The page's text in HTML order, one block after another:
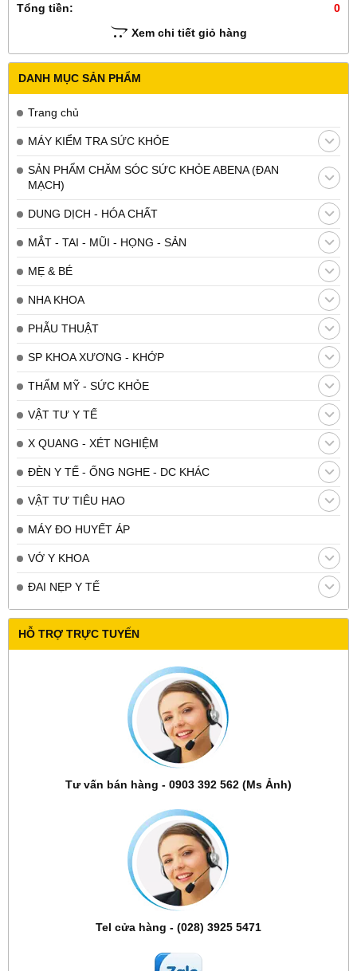
Tổng tiền:
0
Xem chi tiết giỏ hàng
DANH MỤC SẢN PHẨM
Trang chủ
MÁY KIỂM TRA SỨC KHỎE
SẢN PHẨM CHĂM SÓC SỨC KHỎE ABENA (ĐAN
MẠCH)
DUNG DỊCH - HÓA CHẤT
MẮT - TAI - MŨI - HỌNG - SẢN
MẸ & BÉ
NHA KHOA
PHẪU THUẬT
SP KHOA XƯƠNG - KHỚP
THẨM MỸ - SỨC KHỎE
VẬT TƯ Y TẾ
X QUANG - XÉT NGHIỆM
ĐÈN Y TẾ - ỐNG NGHE - DC KHÁC
VẬT TƯ TIÊU HAO
MÁY ĐO HUYẾT ÁP
VỚ Y KHOA
ĐAI NẸP Y TẾ
HỖ TRỢ TRỰC TUYẾN
Tư vấn bán hàng - 0903 392 562 (Ms Ảnh)
Tel cửa hàng - (028) 3925 5471